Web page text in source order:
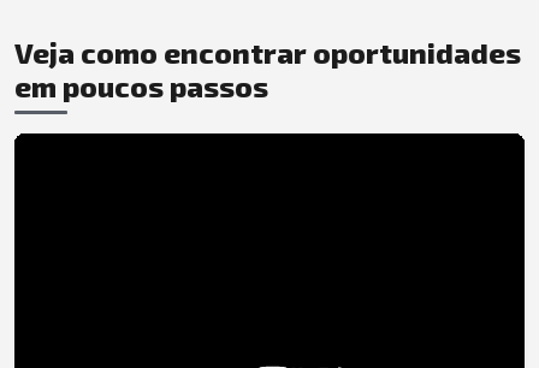
Veja como encontrar oportunidades
em poucos passos